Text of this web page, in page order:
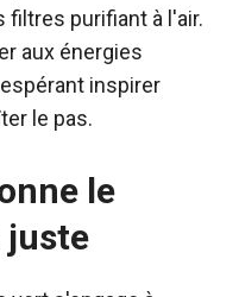
filtres purifiant à l'air.
aux énergies
inspirer
le pas.
le
juste